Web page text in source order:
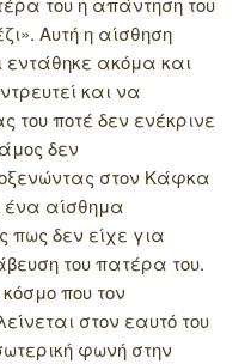
Αυτή η αίσθηση
εντάθηκε ακόμα και
και να
του ποτέ δεν ενέκρινε
δεν
στον Κάφκα
ένα αίσθημα
πως δεν είχε για
του πατέρα του.
που τον
στον εαυτό του
φωνή στην